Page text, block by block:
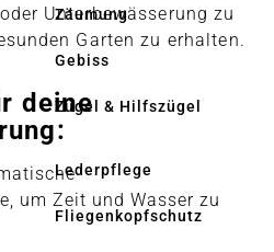
Zäumung
Gebiss
Zügel & Hilfszügel
Lederpflege
Fliegenkopfschutz
Unterbewässerung zu
Garten zu erhalten.
deine
um Zeit und Wasser zu